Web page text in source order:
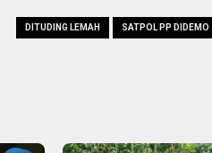
DITUDING LEMAH SATPOL PP DIDEMO